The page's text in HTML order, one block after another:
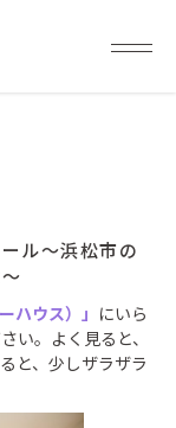
ル～浜松市の
ハウス）」 にいら
い。よく見ると、
と、少しザラザラ